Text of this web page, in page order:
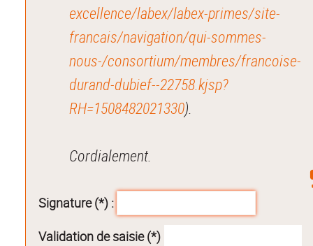
excellence/labex/labex-primes/site-
francais/navigation/qui-sommes-
nous-/consortium/membres/francoise-
durand-dubief--22758.kjsp?
RH=1508482021330).
Cordialement.
Signature (*) :
Validation de saisie (*)